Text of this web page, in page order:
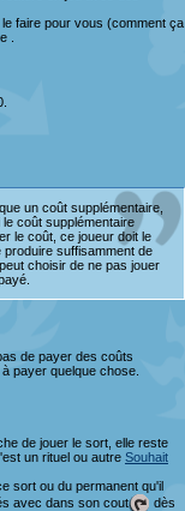
faire pour vous (comment ça
.
un coût supplémentaire,
coût supplémentaire
le coût, ce joueur doit le
produire suffisamment de
choisir de ne pas jouer
de payer des coûts
payer quelque chose.
de jouer le sort, elle reste
un rituel ou autre Souhait
sort ou du permanent qu'il
avec dans son cout
dès